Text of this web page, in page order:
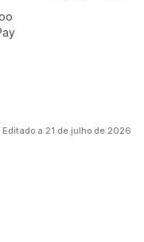
Editado a 21 de julho de 2026